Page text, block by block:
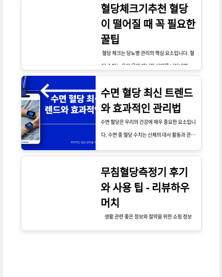
혈당체크기추천 혈당
이 떨어질 때 꼭 필요한
꿀팁
혈당 체크는 당뇨병 관리의 핵심 요소입니다. 혈
당 수치는 우리 몸의 에너지 상태를 나타내며, 적
무 낮아지면 저혈당이 발생하고, 이는 심각한 건
강 문제로 이어질 수 있습니다. 정기적으로 혈당
수면 혈당 최신 트렌드
와 효과적인 관리법
수면 혈당은 우리의 건강에 매우 중요한 요소입니
다. 수면 중 혈당 수치는 신체의 대사 활동과 관련
조절에 부정적인 영향을 미칠 수 있습니다. 연구
에 따르면, 충분한 수면을 취하지 못한 경우 인슐
린 저항성이 증가하고 혈당 수치가 높아질 가능성
무침혈당측정기 후기
와 사용 팁 - 리뷰하우
머치
생활 관련 좋은 정보와 절약을 위한 쇼핑 정보